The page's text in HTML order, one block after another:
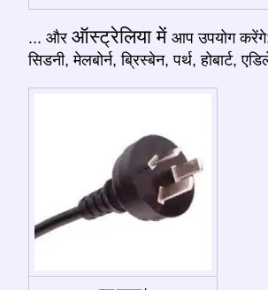
... और ऑस्ट्रेलिया में आप उपयोग
सिडनी, मेलबोर्न, ब्रिस्बेन, पर्थ, होबार्ट,